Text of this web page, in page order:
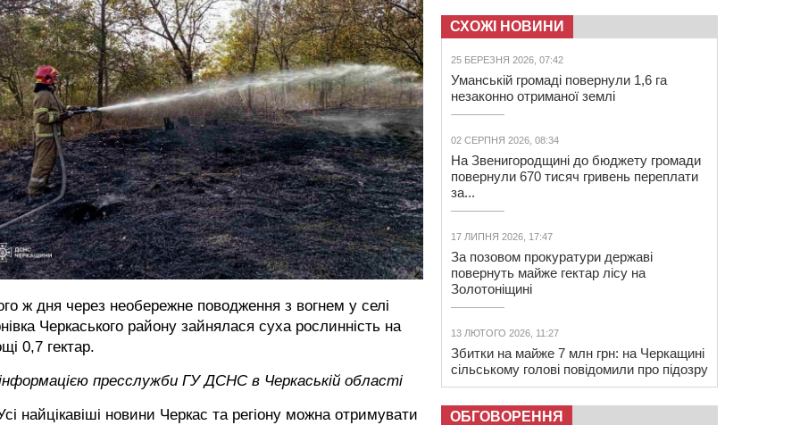
ж дня через необережне поводження з вогнем у селі
Черкаського району зайнялася суха рослинність на
0,7 гектар.
пресслужби ГУ ДСНС в Черкаській області
найцікавіші новини Черкас та регіону можна отримувати
СХОЖІ НОВИНИ
25 БЕРЕЗНЯ 2026, 07:42
Уманській громаді повернули 1,6 га
незаконно отриманої землі
02 СЕРПНЯ 2026, 08:34
На Звенигородщині до бюджету громади
повернули 670 тисяч гривень переплати
за...
17 ЛИПНЯ 2026, 17:47
За позовом прокуратури державі
повернуть майже гектар лісу на
Золотоніщині
13 ЛЮТОГО 2026, 11:27
Збитки на майже 7 млн грн: на Черкащині
сільському голові повідомили про підозру
ОБГОВОРЕННЯ